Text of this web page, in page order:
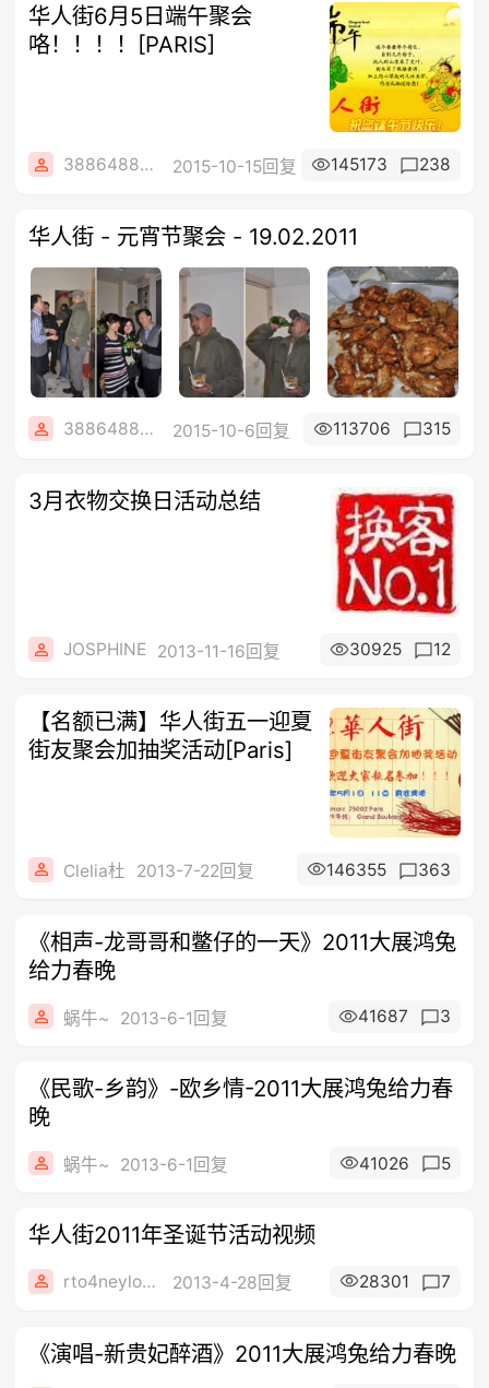
华人街6月5日端午聚会
咯！！！！[PARIS]
3886488684 2015-10-15回复 145173 238
华人街 - 元宵节聚会 - 19.02.2011
3886488684 2015-10-6回复 113706 315
3月衣物交换日活动总结
JOSPHINE 2013-11-16回复 30925 12
【名额已满】华人街五一迎夏
街友聚会加抽奖活动[Paris]
Clelia杜 2013-7-22回复 146355 363
《相声-龙哥哥和鳖仔的一天》2011大展鸿兔
给力春晚
蜗牛~ 2013-6-1回复 41687 3
《民歌-乡韵》-欧乡情-2011大展鸿兔给力春
晚
蜗牛~ 2013-6-1回复 41026 5
华人街2011年圣诞节活动视频
rto4neylo0ve 2013-4-28回复 28301 7
《演唱-新贵妃醉酒》2011大展鸿兔给力春晚